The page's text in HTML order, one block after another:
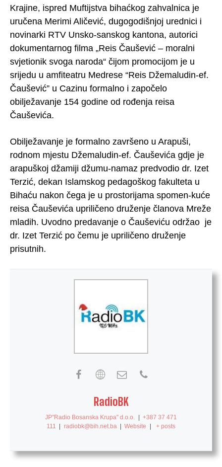
Krajine, ispred Muftijstva bihaćkog zahvalnica je
uručena Merimi Aličević, dugogodišnjoj urednici i
novinarki RTV Unsko-sanskog kantona, autorici
dokumentarnog filma „Reis Čaušević – moralni
svjetionik svoga naroda“ čijom promocijom je u
srijedu u amfiteatru Medrese “Reis Džemaludin-ef.
Čaušević” u Cazinu formalno i započelo
obilježavanje 154 godine od rođenja reisa
Čauševića.
Obilježavanje je formalno završeno u Arapuši,
rodnom mjestu Džemaludin-ef. Čauševića gdje je
arapuškoj džamiji džumu-namaz predvodio dr. Izet
Terzić, dekan Islamskog pedagoškog fakulteta u
Bihaću nakon čega je u prostorijama spomen-kuće
reisa Čauševića upriličeno druženje članova Mreže
mladih. Uvodno predavanje o Čauševiću održao je
dr. Izet Terzić po čemu je upriličeno druženje
prisutnih.
RadioBK
JP"Radio Bosanska Krupa" d.o.o. | +387 37 471
111
| radiobk@bih.net.ba | Website | + posts